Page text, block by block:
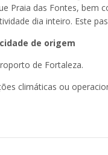
Praia das Fontes, bem
dia inteiro. Este
de origem
de Fortaleza.
climáticas ou